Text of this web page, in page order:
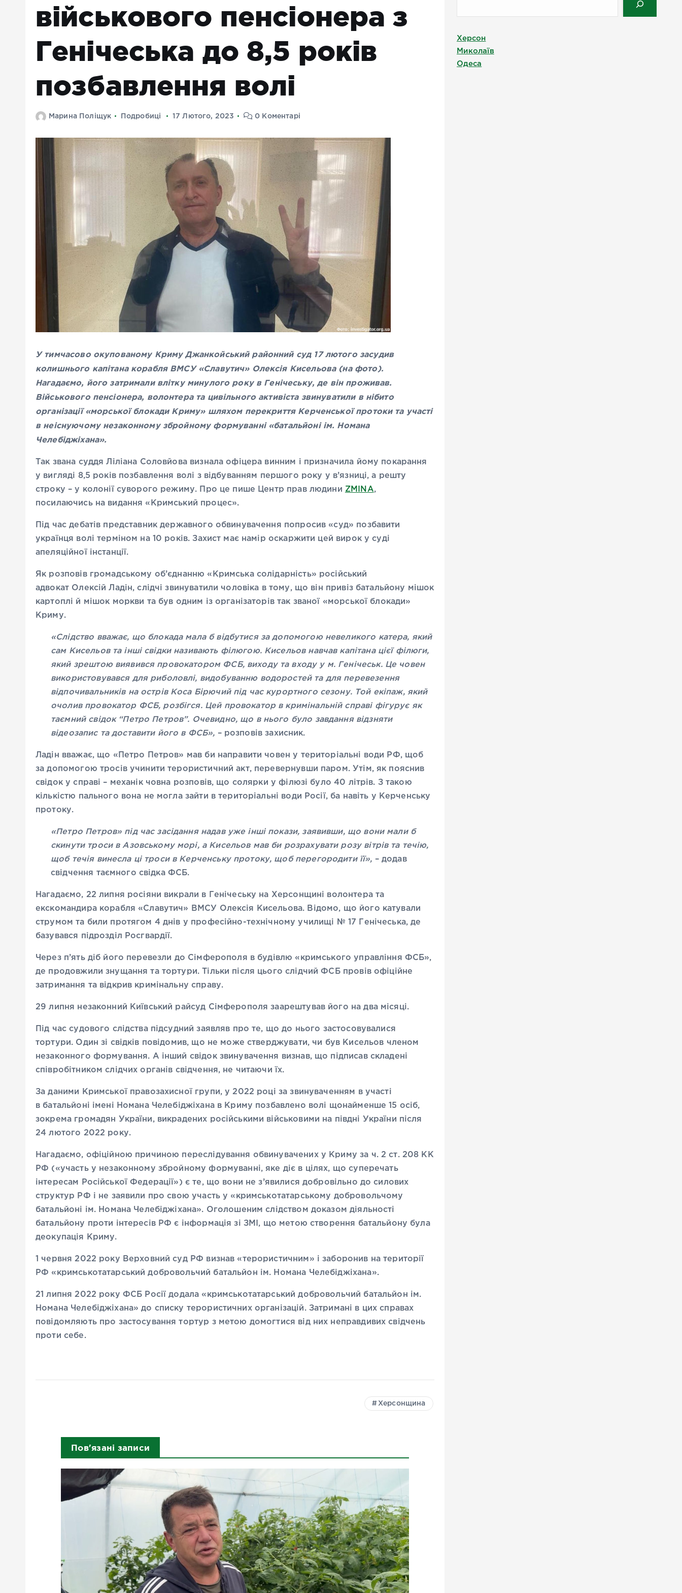
військового пенсіонера з
Генічеська до 8,5 років
позбавлення волі
Марина Поліщук Подробиці 17 Лютого, 2023 0 Коментарі
У тимчасово окупованому Криму Джанкойський районний суд 17 лютого засудив
колишнього капітана корабля ВМСУ «Славутич» Олексія Кисельова (на фото).
Нагадаємо, його затримали влітку минулого року в Генічеську, де він проживав.
Військового пенсіонера, волонтера та цивільного активіста звинуватили в нібито
організації «морської блокади Криму» шляхом перекриття Керченської протоки та участі
в неіснуючому незаконному збройному формуванні «батальйоні ім. Номана
Челебіджіхана».
Так звана суддя Ліліана Соловйова визнала офіцера винним і призначила йому покарання
у вигляді 8,5 років позбавлення волі з відбуванням першого року у в’язниці, а решту
строку – у колонії суворого режиму. Про це пише Центр прав людини ZMINA,
посилаючись на видання «Кримський процес».
Під час дебатів представник державного обвинувачення попросив «суд» позбавити
українця волі терміном на 10 років. Захист має намір оскаржити цей вирок у суді
апеляційної інстанції.
Як розповів громадському об’єднанню «Кримська солідарність» російський
адвокат Олексій Ладін, слідчі звинуватили чоловіка в тому, що він привіз батальйону мішок
картоплі й мішок моркви та був одним із організаторів так званої «морської блокади»
Криму.
«Слідство вважає, що блокада мала б відбутися за допомогою невеликого катера, який
сам Кисельов та інші свідки називають філюгою. Кисельов навчав капітана цієї філюги,
який зрештою виявився провокатором ФСБ, виходу та входу у м. Генічеськ. Це човен
використовувався для риболовлі, видобуванню водоростей та для перевезення
відпочивальників на острів Коса Бірючий під час курортного сезону. Той екіпаж, який
очолив провокатор ФСБ, розбігся. Цей провокатор в кримінальній справі фігурує як
таємний свідок “Петро Петров”. Очевидно, що в нього було завдання відзняти
відеозапис та доставити його в ФСБ», – розповів захисник.
Ладін вважає, що «Петро Петров» мав би направити човен у територіальні води РФ, щоб
за допомогою тросів учинити терористичний акт, перевернувши паром. Утім, як пояснив
свідок у справі – механік човна розповів, що солярки у філюзі було 40 літрів. З такою
кількістю пального вона не могла зайти в територіальні води Росії, ба навіть у Керченську
протоку.
«Петро Петров» під час засідання надав уже інші покази, заявивши, що вони мали б
скинути троси в Азовському морі, а Кисельов мав би розрахувати розу вітрів та течію,
щоб течія винесла ці троси в Керченську протоку, щоб перегородити її», – додав
свідчення таємного свідка ФСБ.
Нагадаємо, 22 липня росіяни викрали в Генічеську на Херсонщині волонтера та
екскомандира корабля «Славутич» ВМСУ Олексія Кисельова. Відомо, що його катували
струмом та били протягом 4 днів у професійно-технічному училищі № 17 Генічеська, де
базувався підрозділ Росгвардії.
Через п’ять діб його перевезли до Сімферополя в будівлю «кримського управління ФСБ»,
де продовжили знущання та тортури. Тільки після цього слідчий ФСБ провів офіційне
затримання та відкрив кримінальну справу.
29 липня незаконний Київський райсуд Сімферополя заарештував його на два місяці.
Під час судового слідства підсудний заявляв про те, що до нього застосовувалися
тортури. Один зі свідків повідомив, що не може стверджувати, чи був Кисельов членом
незаконного формування. А інший свідок звинувачення визнав, що підписав складені
співробітником слідчих органів свідчення, не читаючи їх.
За даними Кримської правозахисної групи, у 2022 році за звинуваченням в участі
в батальйоні імені Номана Челебіджіхана в Криму позбавлено волі щонайменше 15 осіб,
зокрема громадян України, викрадених російськими військовими на півдні України після
24 лютого 2022 року.
Нагадаємо, офіційною причиною переслідування обвинувачених у Криму за ч. 2 ст. 208 КК
РФ («участь у незаконному збройному формуванні, яке діє в цілях, що суперечать
інтересам Російської Федерації») є те, що вони не з’явилися добровільно до силових
структур РФ і не заявили про свою участь у «кримськотатарському добровольчому
батальйоні ім. Номана Челебіджіхана». Оголошеним слідством доказом діяльності
батальйону проти інтересів РФ є інформація зі ЗМІ, що метою створення батальйону була
деокупація Криму.
1 червня 2022 року Верховний суд РФ визнав «терористичним» і заборонив на території
РФ «кримськотатарський добровольчий батальйон ім. Номана Челебіджіхана».
21 липня 2022 року ФСБ Росії додала «кримськотатарський добровольчий батальйон ім.
Номана Челебіджіхана» до списку терористичних організацій. Затримані в цих справах
повідомляють про застосування тортур з метою домогтися від них неправдивих свідчень
проти себе.
Херсонщина
Пов'язані записи
Херсон
Миколаїв
Одеса